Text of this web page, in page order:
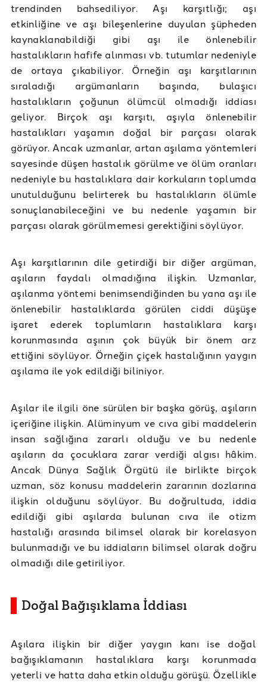
trendinden bahsediliyor. Aşı karşıtlığı; aşı
etkinliğine ve aşı bileşenlerine duyulan şüpheden
kaynaklanabildiği gibi aşı ile önlenebilir
hastalıkların hafife alınması vb. tutumlar nedeniyle
de ortaya çıkabiliyor. Örneğin aşı karşıtlarının
sıraladığı argümanların başında, bulaşıcı
hastalıkların çoğunun ölümcül olmadığı iddiası
geliyor. Birçok aşı karşıtı, aşıyla önlenebilir
hastalıkları yaşamın doğal bir parçası olarak
görüyor. Ancak uzmanlar, artan aşılama yöntemleri
sayesinde düşen hastalık görülme ve ölüm oranları
nedeniyle bu hastalıklara dair korkuların toplumda
unutulduğunu belirterek bu hastalıkların ölümle
sonuçlanabileceğini ve bu nedenle yaşamın bir
parçası olarak görülmemesi gerektiğini söylüyor.
Aşı karşıtlarının dile getirdiği bir diğer argüman,
aşıların faydalı olmadığına ilişkin. Uzmanlar,
aşılanma yöntemi benimsendiğinden bu yana aşı ile
önlenebilir hastalıklarda görülen ciddi düşüşe
işaret ederek toplumların hastalıklara karşı
korunmasında aşının çok büyük bir önem arz
ettiğini söylüyor. Örneğin çiçek hastalığının yaygın
aşılama ile yok edildiği biliniyor.
Aşılar ile ilgili öne sürülen bir başka görüş, aşıların
içeriğine ilişkin. Alüminyum ve cıva gibi maddelerin
insan sağlığına zararlı olduğu ve bu nedenle
aşıların da çocuklara zarar verdiği algısı hâkim.
Ancak Dünya Sağlık Örgütü ile birlikte birçok
uzman, söz konusu maddelerin zararının dozlarına
ilişkin olduğunu söylüyor. Bu doğrultuda, iddia
edildiği gibi aşılarda bulunan cıva ile otizm
hastalığı arasında bilimsel olarak bir korelasyon
bulunmadığı ve bu iddiaların bilimsel olarak doğru
olmadığı dile getiriliyor.
Doğal Bağışıklama İddiası
Aşılara ilişkin bir diğer yaygın kanı ise doğal
bağışıklamanın hastalıklara karşı korunmada
yeterli ve hatta daha etkin olduğu görüşü. Özellikle